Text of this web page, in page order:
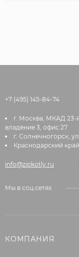
+7 (495) 145-84-74
г. Москва, МКАД 23-
владение 3, офис 27
г. Солнечногорск,
Краснодарский
info@zipkotly.ru
Мы в соц.сетях
КОМПАНИЯ